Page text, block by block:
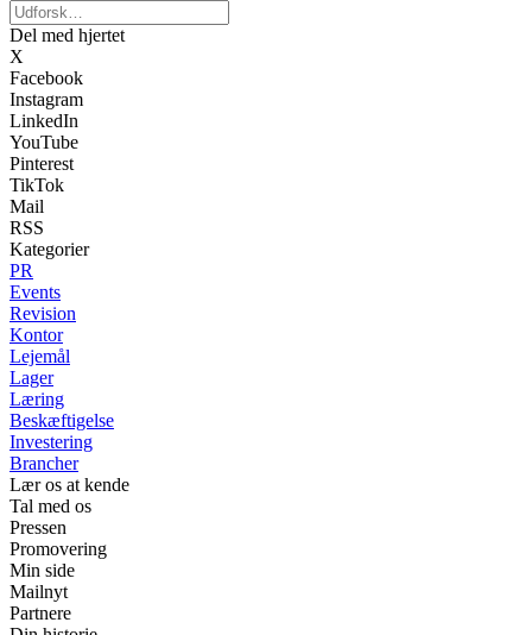
Del med hjertet
X
Facebook
Instagram
LinkedIn
YouTube
Pinterest
TikTok
Mail
RSS
Kategorier
PR
Events
Revision
Kontor
Lejemål
Lager
Læring
Beskæftigelse
Investering
Brancher
Lær os at kende
Tal med os
Pressen
Promovering
Min side
Mailnyt
Partnere